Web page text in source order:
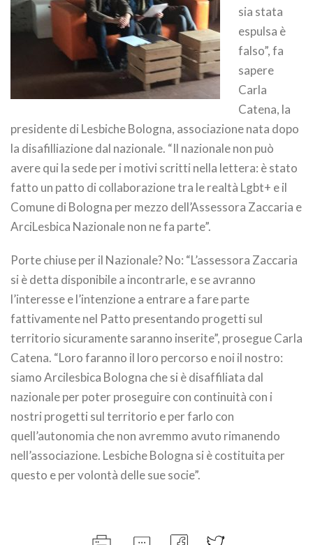
sia stata
espulsa è
falso”, fa
sapere
Carla
Catena, la
presidente di Lesbiche Bologna, associazione nata dopo
la disafilliazione dal nazionale. “Il nazionale non può
avere qui la sede per i motivi scritti nella lettera: è stato
fatto un patto di collaborazione tra le realtà Lgbt+ e il
Comune di Bologna per mezzo dell’Assessora Zaccaria e
ArciLesbica Nazionale non ne fa parte”.
Porte chiuse per il Nazionale? No: “L’assessora Zaccaria
si è detta disponibile a incontrarle, e se avranno
l’interesse e l’intenzione a entrare a fare parte
fattivamente nel Patto presentando progetti sul
territorio sicuramente saranno inserite”, prosegue Carla
Catena. “Loro faranno il loro percorso e noi il nostro:
siamo Arcilesbica Bologna che si è disaffiliata dal
nazionale per poter proseguire con continuità con i
nostri progetti sul territorio e per farlo con
quell’autonomia che non avremmo avuto rimanendo
nell’associazione. Lesbiche Bologna si è costituita per
questo e per volontà delle sue socie”.